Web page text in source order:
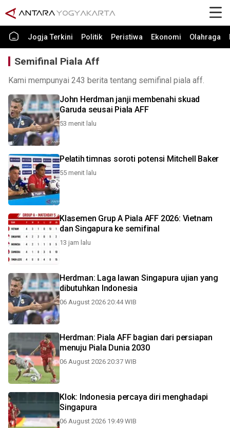
Jogja Terkini Politik Peristiwa Ekonomi Olahraga
Semifinal Piala Aff
Kami mempunyai 243 berita tentang semifinal piala aff.
John Herdman janji membenahi skuad
Garuda seusai Piala AFF
53 menit lalu
Pelatih timnas soroti potensi Mitchell Baker
55 menit lalu
Klasemen Grup A Piala AFF 2026: Vietnam
dan Singapura ke semifinal
13 jam lalu
Herdman: Laga lawan Singapura ujian yang
dibutuhkan Indonesia
06 August 2026 20:44 WIB
Herdman: Piala AFF bagian dari persiapan
menuju Piala Dunia 2030
06 August 2026 20:37 WIB
Klok: Indonesia percaya diri menghadapi
Singapura
06 August 2026 19:49 WIB